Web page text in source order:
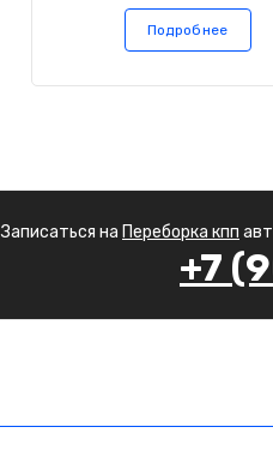
Подробнее
Записаться на Переборка кпп
+7